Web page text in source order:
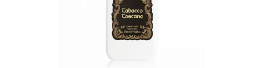
В корзину